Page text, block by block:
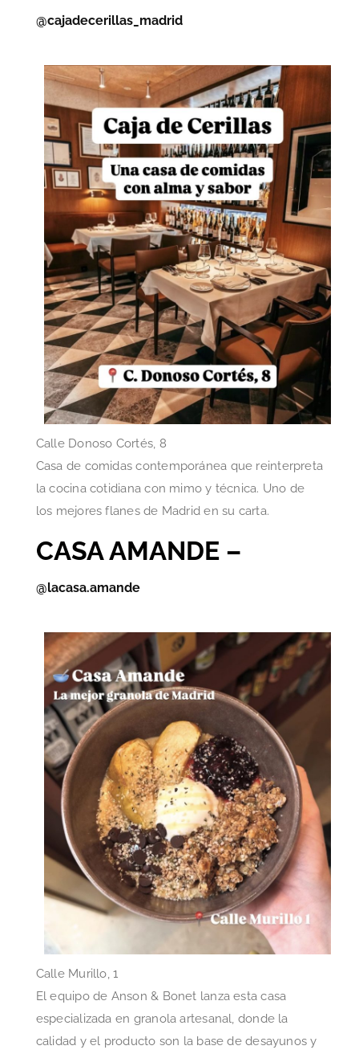
@cajadecerillas_madrid
Calle Donoso Cortés, 8
Casa de comidas contemporánea que reinterpreta
la cocina cotidiana con mimo y técnica. Uno de
los mejores flanes de Madrid en su carta.
CASA AMANDE –
@lacasa.amande
Calle Murillo, 1
El equipo de Anson & Bonet lanza esta casa
especializada en granola artesanal, donde la
calidad y el producto son la base de desayunos y